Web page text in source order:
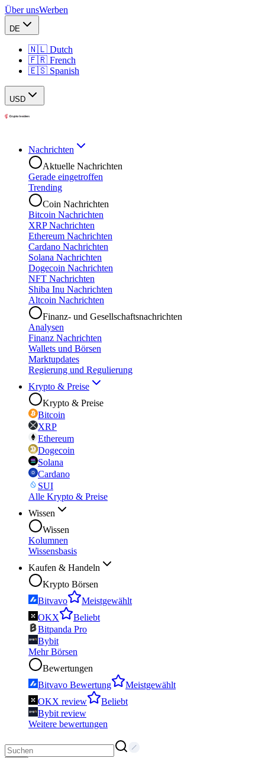
Über unsWerben
DE
🇳🇱 Dutch
🇫🇷 French
🇪🇸 Spanish
USD
Nachrichten
Aktuelle Nachrichten
Gerade eingetroffen
Trending
Coin Nachrichten
Bitcoin Nachrichten
XRP Nachrichten
Ethereum Nachrichten
Cardano Nachrichten
Solana Nachrichten
Dogecoin Nachrichten
NFT Nachrichten
Shiba Inu Nachrichten
Altcoin Nachrichten
Finanz- und Gesellschaftsnachrichten
Analysen
Finanz Nachrichten
Wallets und Börsen
Marktupdates
Regierung und Regulierung
Krypto & Preise
Krypto & Preise
Bitcoin
XRP
Ethereum
Dogecoin
Solana
Cardano
SUI
Alle Krypto & Preise
Wissen
Wissen
Kolumnen
Wissensbasis
Kaufen & Handeln
Krypto Börsen
Bitvavo
Meistgewählt
OKX
Beliebt
Bitpanda Pro
Bybit
Mehr Börsen
Bewertungen
Bitvavo Bewertung
Meistgewählt
OKX review
Beliebt
Bybit review
Weitere bewertungen